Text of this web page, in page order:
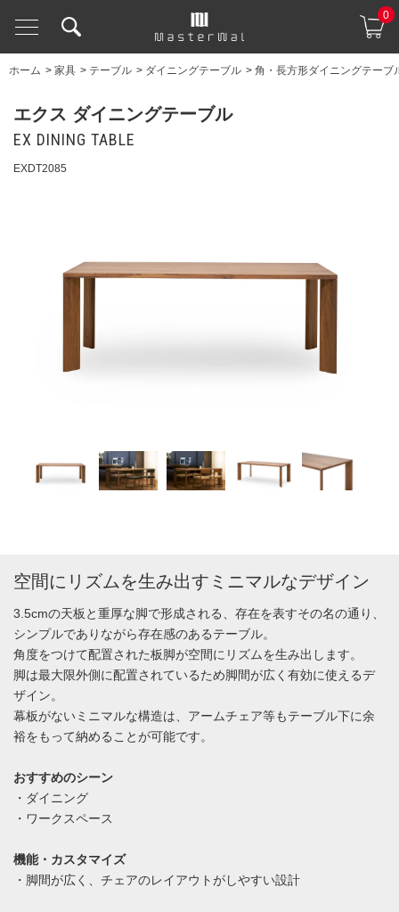
0
ホーム > 家具 > テーブル > ダイニングテーブル > 角・長方形ダイニングテーブ
エクス ダイニングテーブル
EX DINING TABLE
EXDT2085
空間にリズムを生み出すミニマルなデザイン
3.5cmの天板と重厚な脚で形成される、存在を表すその名の通り、
シンプルでありながら存在感のあるテーブル。
角度をつけて配置された板脚が空間にリズムを生み出します。
脚は最大限外側に配置されているため脚間が広く有効に使えるデ
ザイン。
幕板がないミニマルな構造は、アームチェア等もテーブル下に余
裕をもって納めることが可能です。
おすすめのシーン
・ダイニング
・ワークスペース
機能・カスタマイズ
・脚間が広く、チェアのレイアウトがしやすい設計